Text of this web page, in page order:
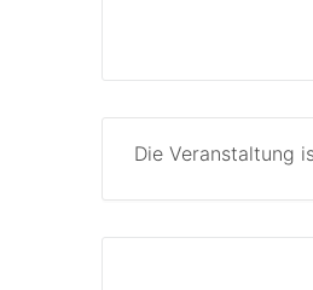
Die Veranstaltung